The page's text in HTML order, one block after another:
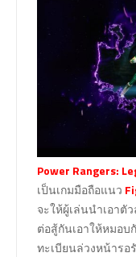
Power Rangers:
เป็นเกมมือถือแนว
จะให้ผู้เล่นนำเอาตั
ต่อสู้กันเอาให้หมอบ
ทะเบียนล่วงหน้ารอ